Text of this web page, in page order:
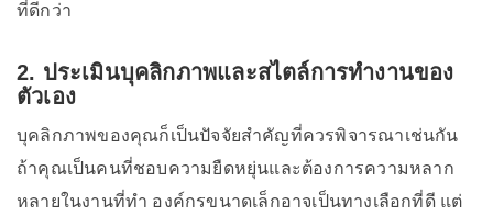
ที่ดีกว่า
2. ประเมินบุคลิกภาพและสไตล์การทำงานของ
ตัวเอง
บุคลิกภาพของคุณก็เป็นปัจจัยสำคัญที่ควรพิจารณาเช่นกัน
ถ้าคุณเป็นคนที่ชอบความยืดหยุ่นและต้องการความหลาก
หลายในงานที่ทำ องค์กรขนาดเล็กอาจเป็นทางเลือกที่ดี แต่